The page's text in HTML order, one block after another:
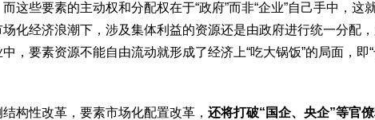
而这些要素的主动权和分配权在于“政府”而非“企业”自己手中，这
化经济浪潮下，涉及集体利益的资源还是由政府进行统一分配
，要素资源不能自由流动就形成了经济上“吃大锅饭”的局面，即
构性改革，要素市场化配置改革， 还将打破“国企、央企”等官